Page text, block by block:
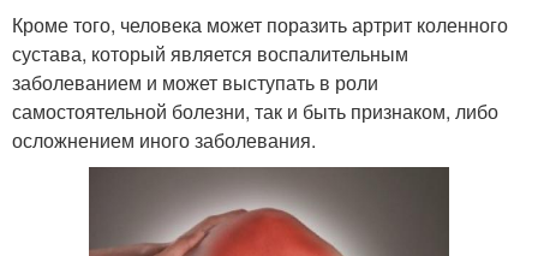
Кроме того, человека может поразить артрит коленного
сустава, который является воспалительным
заболеванием и может выступать в роли
самостоятельной болезни, так и быть признаком, либо
осложнением иного заболевания.